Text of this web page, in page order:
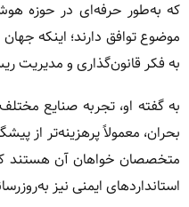
که به‌طور حرفه‌ای در حوزه
موضوع توافق دارند؛ اینکه
به فکر قانون‌گذاری و مدیریت
به گفته او، تجربه صنایع
بحران، معمولاً پرهزینه‌تر از
متخصصان خواهان آن هستند
استانداردهای ایمنی نیز